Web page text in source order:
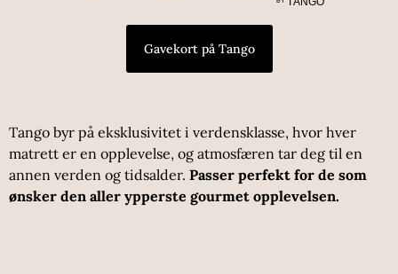
Gavekort på Tango
Tango byr på eksklusivitet i verdensklasse, hvor hver
matrett er en opplevelse, og atmosfæren tar deg til en
annen verden og tidsalder. Passer perfekt for de som
ønsker den aller ypperste gourmet opplevelsen.